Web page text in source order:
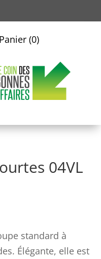
Panier (0)
04VL
standard à
Élégante, elle est